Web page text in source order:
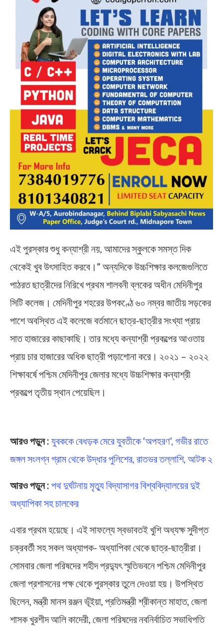
এই পুরস্কার শুধু কন্যাশ্রী নয়, আমাদের স্কুলকে সমস্ত দিক
থেকেই খুব উৎসাহিত করবে।” অন্যদিকে উচ্চশিক্ষার কলজেগুলিতে
পাঠরত ছাত্রীদের নিরিখে প্রথম শালবনী ব্লকের অধীন মেদিনীপুর
সিটি কলেজ। মেদিনীপুর শহরের উপকণ্ঠে ৬০ নম্বর জাতীয় সড়কের
পাশে অবস্থিত এই কলেজে বর্তমানে ছাত্র-ছাত্রীর সংখ্যা প্রায়
সাত হাজারের কাছাকাছি। তার মধ্যে কন্যাশ্রী প্রকল্পের আওতায়
প্রায় চার হাজারের অধিক ছাত্রী পড়াশোনা করে। ২০২১ – ২০২২
শিক্ষাবর্ষে পশ্চিম মেদিনীপুর জেলার মধ্যে উচ্চশিক্ষার কন্যাশ্রী
প্রকল্পে তৃতীয় স্থান পেয়েছিল।
আরও পড়ুন : যুবককে বেধড়ক মেরে যুবতীকে ‘অপহরণ’, গভীর রাতে
জঙ্গল সংলগ্ন গ্রাম থেকে উদ্ধার পুলিশের, রাতভর তল্লাশি, আটক ২
আরও পড়ুন : পথ দুর্ঘটনায় মৃত্যু বিদ্যাসাগর বিশ্ববিদ্যালয়ের দুই
অধ্যাপিকা সহ চালকের
এবার প্রথম হয়েছে। এই সাফল্যে স্বভাবতই খুশি অধ্যক্ষ সুদীপ্ত
চক্রবর্তী সহ সকল অধ্যাপক- অধ্যাপিকা থেকে ছাত্র-ছাত্রীরা।
সোমবার জেলা পরিষদের শহীদ প্রদ্যুৎ স্মৃতিভবনে পশ্চিম মেদিনীপুর
জেলা প্রশাসনের পক্ষ থেকে পুরস্কার তুলে দেওয়া হয়। উপস্থিত
ছিলেন, মন্ত্রী মানস রঞ্জন ভূঁইয়া, প্রতিমন্ত্রী শ্রীকান্ত মাহাত, জেলা
শাসক খুরশীদ আলি কাদেরী, জেলা পরিষদের নবনির্বাচিত সভাধিপতি